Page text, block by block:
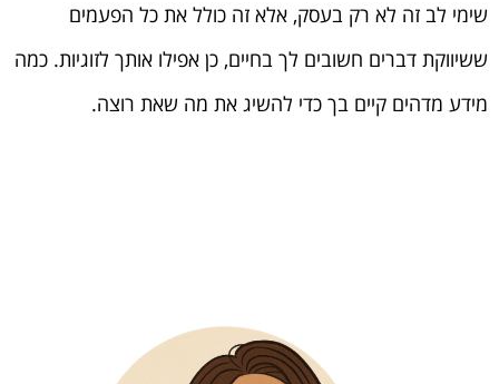
שימי לב זה לא רק בעסק, אלא זה כולל את כל הפעמים
ששיווקת דברים חשובים לך בחיים, כן אפילו אותך לזוגיות. כמה
מידע מדהים קיים בך כדי להשיג את מה שאת רוצה.